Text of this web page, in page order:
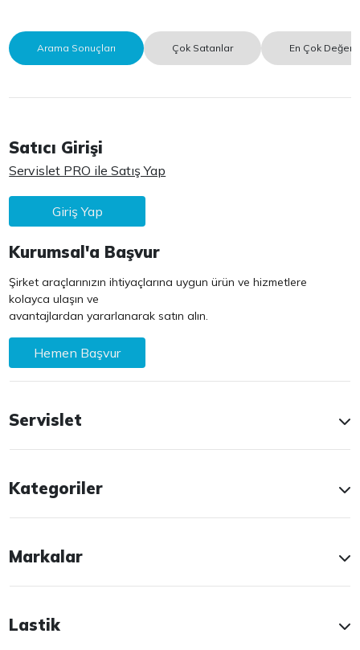
Arama Sonuçları Çok Satanlar En Çok
Satıcı Girişi
Servislet PRO ile Satış Yap
Giriş Yap
Kurumsal'a Başvur
Şirket araçlarınızın ihtiyaçlarına uygun ürün ve hizmetlere
kolayca ulaşın ve
avantajlardan yararlanarak satın alın.
Hemen Başvur
Servislet
Kategoriler
Markalar
Lastik